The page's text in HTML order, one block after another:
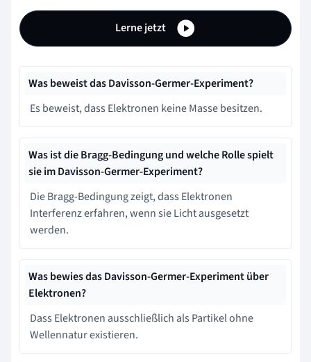
Lerne jetzt
Was beweist das Davisson-Germer-Experiment?
Es beweist, dass Elektronen keine Masse besitzen.
Was ist die Bragg-Bedingung und welche Rolle spielt
sie im Davisson-Germer-Experiment?
Die Bragg-Bedingung zeigt, dass Elektronen
Interferenz erfahren, wenn sie Licht ausgesetzt
werden.
Was bewies das Davisson-Germer-Experiment über
Elektronen?
Dass Elektronen ausschließlich als Partikel ohne
Wellennatur existieren.